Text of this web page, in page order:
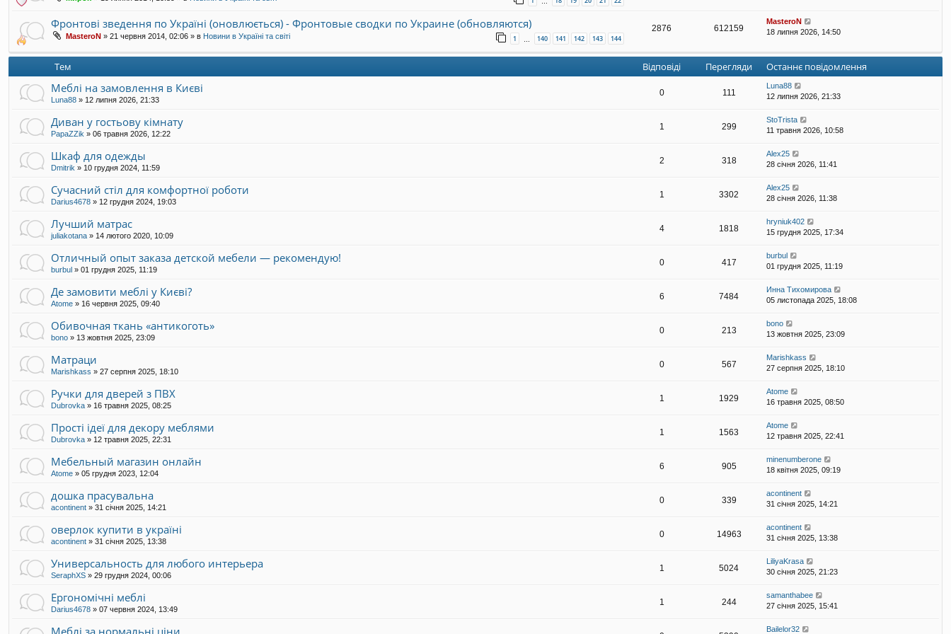
…
Фронтові зведення по Україні (оновлюється) - Фронтовые сводки по Украине (обновляются)
MasteroN » 21 червня 2014, 02:06 » в Новини в Україні та світі 1 … 140 141 142 143 144
2876 612159
MasteroN
18 липня 2026, 14:50
Тем Відповіді Перегляди Останнє повідомлення
Меблі на замовлення в Києві
Luna88 » 12 липня 2026, 21:33
0 111
Luna88
12 липня 2026, 21:33
Диван у гостьову кімнату
PapaZZik » 06 травня 2026, 12:22
1 299
StoTrista
11 травня 2026, 10:58
Шкаф для одежды
Dmitrik » 10 грудня 2024, 11:59
2 318
Alex25
28 січня 2026, 11:41
Сучасний стіл для комфортної роботи
Darius4678 » 12 грудня 2024, 19:03
1 3302
Alex25
28 січня 2026, 11:38
Лучший матрас
juliakotana » 14 лютого 2020, 10:09
4 1818
hryniuk402
15 грудня 2025, 17:34
Отличный опыт заказа детской мебели — рекомендую!
burbul » 01 грудня 2025, 11:19
0 417
burbul
01 грудня 2025, 11:19
Де замовити меблі у Києві?
Atome » 16 червня 2025, 09:40
6 7484
Инна Тихомирова
05 листопада 2025, 18:08
Обивочная ткань «антикоготь»
bono » 13 жовтня 2025, 23:09
0 213
bono
13 жовтня 2025, 23:09
Матраци
Marishkass » 27 серпня 2025, 18:10
0 567
Marishkass
27 серпня 2025, 18:10
Ручки для дверей з ПВХ
Dubrovka » 16 травня 2025, 08:25
1 1929
Atome
16 травня 2025, 08:50
Прості ідеї для декору меблями
Dubrovka » 12 травня 2025, 22:31
1 1563
Atome
12 травня 2025, 22:41
Мебельный магазин онлайн
Atome » 05 грудня 2023, 12:04
6 905
minenumberone
18 квітня 2025, 09:19
дошка прасувальна
acontinent » 31 січня 2025, 14:21
0 339
acontinent
31 січня 2025, 14:21
оверлок купити в україні
acontinent » 31 січня 2025, 13:38
0 14963
acontinent
31 січня 2025, 13:38
Универсальность для любого интерьера
SeraphXS » 29 грудня 2024, 00:06
1 5024
LiliyaKrasa
30 січня 2025, 21:23
Ергономічні меблі
Darius4678 » 07 червня 2024, 13:49
1 244
samanthabee
27 січня 2025, 15:41
Bailelor32